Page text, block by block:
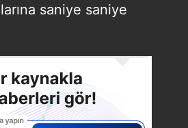
saniye saniye